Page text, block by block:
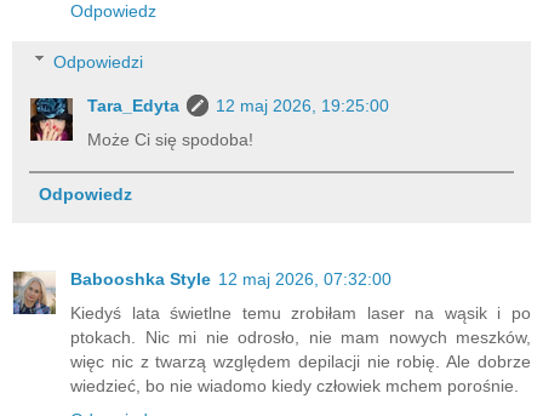
Odpowiedz
Odpowiedzi
Tara_Edyta
12 maj 2026, 19:25:00
Może Ci się spodoba!
Odpowiedz
Babooshka Style 12 maj 2026, 07:32:00
Kiedyś lata świetlne temu zrobiłam laser na wąsik i po
ptokach. Nic mi nie odrosło, nie mam nowych meszków,
więc nic z twarzą względem depilacji nie robię. Ale dobrze
wiedzieć, bo nie wiadomo kiedy człowiek mchem porośnie.